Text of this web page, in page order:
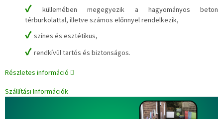
✔küllemében megegyezik a hagyományos beton
térburkolattal, illetve számos előnnyel rendelkezik,
✔ színes és esztétikus,
✔ rendkívül tartós és biztonságos.
Részletes információ
Szállítási Információk